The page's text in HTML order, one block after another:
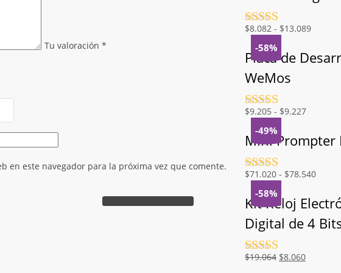
Tu valoración *
en este navegador para la próxima vez que comente.
Valorado
5
$8.082 - $13.089Rango
precios:
desde
-58%
Placa de
WeMos
Valorado
5
$9.205 - $9.227Rango
precios:
desde
hasta
-49%
Mini Prompter
Valorado
5
$71.020 - $78.540Rango
desde
-58%
Kit Reloj
Digital de 4
Valorado
$19.064 El
$8.060El